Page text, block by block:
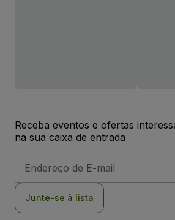
Receba eventos e ofertas
na sua caixa de entrada
de
Junte-se à lista